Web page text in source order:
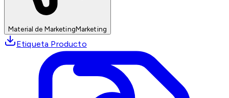
Material de MarketingMarketing
Etiqueta Producto